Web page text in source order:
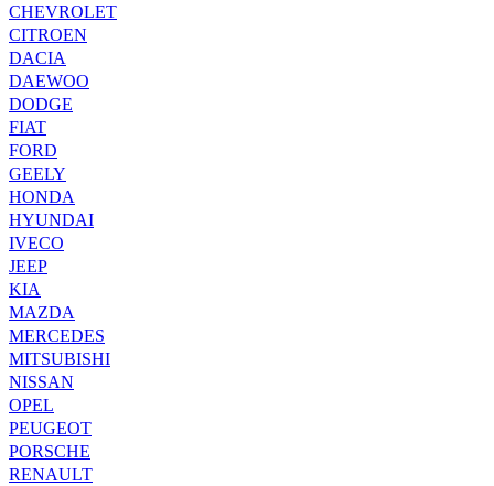
CHEVROLET
CITROEN
DACIA
DAEWOO
DODGE
FIAT
FORD
GEELY
HONDA
HYUNDAI
IVECO
JEEP
KIA
MAZDA
MERCEDES
MITSUBISHI
NISSAN
OPEL
PEUGEOT
PORSCHE
RENAULT